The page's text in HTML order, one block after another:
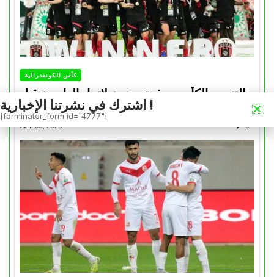
كأس الكونفدرالية
التتويج بالكأس.. دفعة معنوية لإتحاد العاصمة قبل
موقعة الزمالك في نهائي الكونفدرالية
Avril 30, 2026 0
اشترك في نشرتنا الإخبارية !
[forminator_form id="4777"]